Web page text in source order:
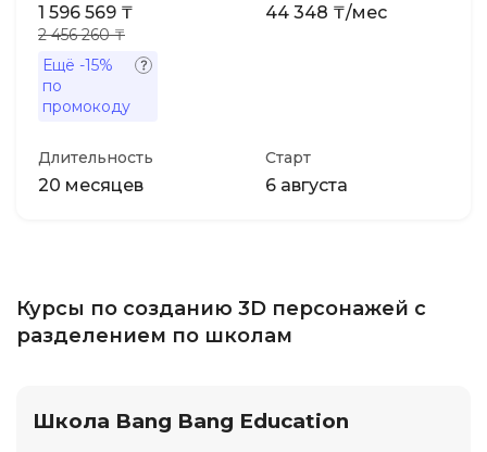
1 596 569 ₸
2 456 260 ₸
Ещё -15%
по
промокоду
44 348 ₸/мес
Длительность
20 месяцев
Старт
6 августа
Курсы по созданию 3D персонажей с
разделением по школам
Школа Bang Bang Education